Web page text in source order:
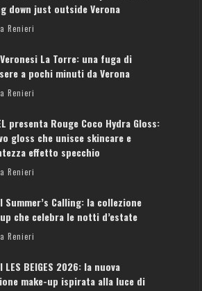
down just outside Verona
Renieri
La Torre: una fuga di
a pochi minuti da Verona
Renieri
presenta Rouge Coco Hydra Gloss:
gloss che unisce skincare e
effetto specchio
Renieri
Summer’s Calling: la collezione
che celebra le notti d’estate
Renieri
LES BEIGES 2026: la nuova
make-up ispirata alla luce di
GUIDA PER IL WEEKEND PERFETTO